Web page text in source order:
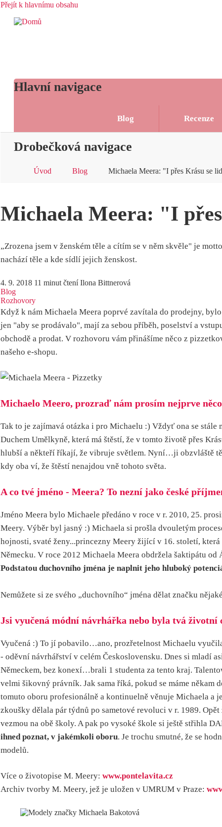
Přejít k hlavnímu obsahu
Hlavní navigace
Blog Recenze
Drobečková navigace
Úvod Blog Michaela Meera: "I přes Krásu se
Michaela Meera: "I
„Zrozena jsem v ženském těle a cítím se v něm skvěle" je
nachází těle a kde sídlí jejich ženskost.
4. 9. 2018 11 minut čtení Ilona Bittnerová
Blog
Rozhovory
Když k nám Michaela Meera poprvé zavítala do prodejny,
jen "aby se prodávalo", mají za sebou příběh, poselství a
obchodě a prodat. V rozhovoru vám přinášíme něco z
našeho e-shopu.
Michaelo Meero, prozraď nám prosím nejprve
Tak to je zajímavá otázka i pro Michaelu :) Vždyť ona se stále
Duchem Umělkyně, která má štěstí, že v tomto životě přes
hlubší a někteří říkají, že vibruje světlem. Nyní…ji obzvláště
kdy oba ví, že štěstí nenajdou vně tohoto světa.
A co tvé jméno - Meera? To nezní jako české
Jméno Meera bylo Michaele předáno v roce v r. 2010, 25.
Meery. Výběr byl jasný :) Michaela si prošla dvouletým
hojnosti, svaté ženy...princezny Meery žijící v 16. století,
Německu. V roce 2012 Michaela Meera obdržela šaktipátu
Podstatou duchovního jména je naplnit jeho hluboký
Nemůžete si ze svého „duchovního“ jména dělat značku
Jsi vyučená módní návrhářka nebo byla tvá
Vyučená :) To jí pobavilo…ano, prozřetelnost Michaelu
- oděvní návrhářství v celém Československu. Dnes si mladí
Německem, bez konexí…brali 1 studenta za tento kraj.
velmi šikovný právník. Jak sama říká, pokud se máme
tomuto oboru profesionálně a kontinuelně věnuje Michaela a
zkoušky dělala pár týdnů po sametové revoluci v r. 1989.
vezmou na obě školy. A pak po vysoké škole si ještě střihla
ihned poznat, v jakémkoli oboru. Je trochu smutné, že se
modelů.
Více o životopise M. Meery: www.pontelavita.cz
Archiv tvorby M. Meery, jež je uložen v UMRUM v Praze: